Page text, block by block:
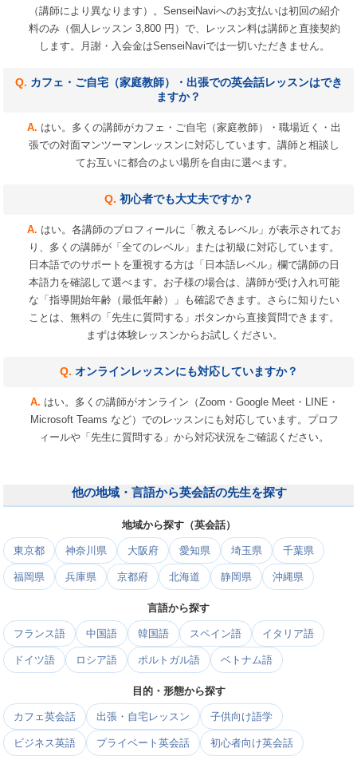
（講師により異なります）。SenseiNaviへのお支払いは初回の紹介
料のみ（個人レッスン 3,800 円）で、レッスン料は講師と直接契約
します。月謝・入会金はSenseiNaviでは一切いただきません。
カフェ・ご自宅（家庭教師）・出張での英会話レッスンはでき
ますか？
はい。多くの講師がカフェ・ご自宅（家庭教師）・職場近く・出
張での対面マンツーマンレッスンに対応しています。講師と相談し
てお互いに都合のよい場所を自由に選べます。
初心者でも大丈夫ですか？
はい。各講師のプロフィールに「教えるレベル」が表示されてお
り、多くの講師が「全てのレベル」または初級に対応しています。
日本語でのサポートを重視する方は「日本語レベル」欄で講師の日
本語力を確認して選べます。お子様の場合は、講師が受け入れ可能
な「指導開始年齢（最低年齢）」も確認できます。さらに知りたい
ことは、無料の「先生に質問する」ボタンから直接質問できます。
まずは体験レッスンからお試しください。
オンラインレッスンにも対応していますか？
はい。多くの講師がオンライン（Zoom・Google Meet・LINE・
Microsoft Teams など）でのレッスンにも対応しています。プロフ
ィールや「先生に質問する」から対応状況をご確認ください。
他の地域・言語から英会話の先生を探す
地域から探す（英会話）
東京都 神奈川県 大阪府 愛知県 埼玉県 千葉県
福岡県 兵庫県 京都府 北海道 静岡県 沖縄県
言語から探す
フランス語 中国語 韓国語 スペイン語 イタリア語
ドイツ語 ロシア語 ポルトガル語 ベトナム語
目的・形態から探す
カフェ英会話 出張・自宅レッスン 子供向け語学
ビジネス英語 プライベート英会話 初心者向け英会話